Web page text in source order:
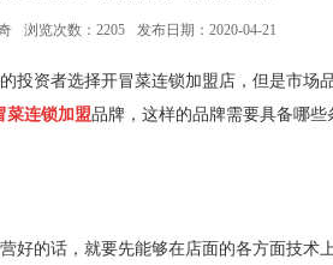
浏览次数：2205 发布日期：2020-04-21
投资者选择开冒菜连锁加盟店，但是市场
菜连锁加盟品牌，这样的品牌需要具备哪些
的话，就要先能够在店面的各方面技术